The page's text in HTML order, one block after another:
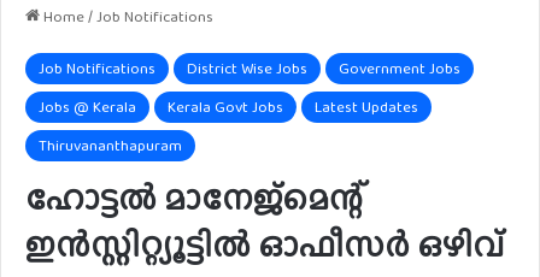
Home/Job Notifications
Job Notifications District Wise Jobs
Government Jobs
Jobs @ Kerala
Kerala Govt Jobs
Latest Updates
Thiruvananthapuram
ഹോട്ടൽ മാനേജ്മെന്റ്
ഇൻസ്റ്റിറ്റ്യൂട്ടിൽ ഓഫീസർ ഒഴിവ്